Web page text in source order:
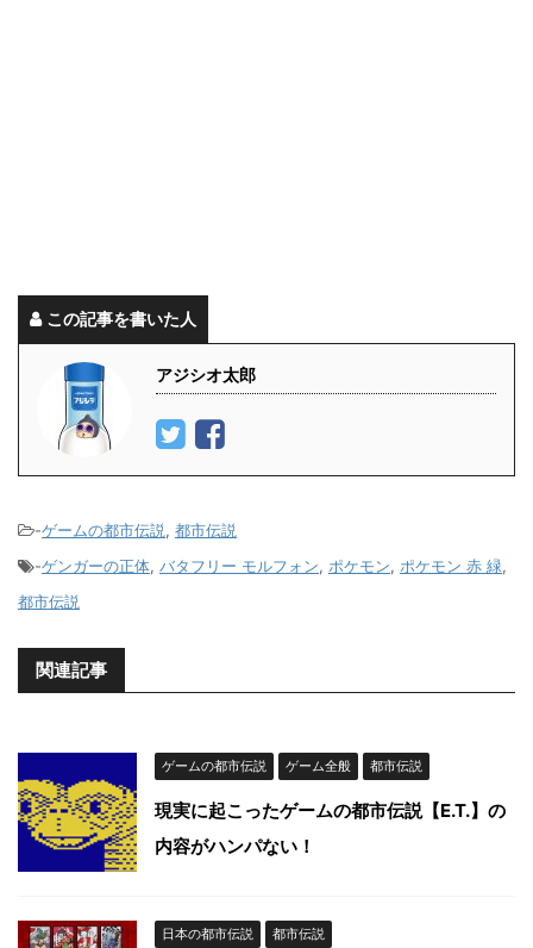
この記事を書いた人
アジシオ太郎
-ゲームの都市伝説, 都市伝説
-ゲンガーの正体, バタフリー モルフォン, ポケモン, ポケモン 赤 緑,
都市伝説
関連記事
ゲームの都市伝説 ゲーム全般 都市伝説
現実に起こったゲームの都市伝説【E.T.】の
内容がハンパない！
日本の都市伝説 都市伝説